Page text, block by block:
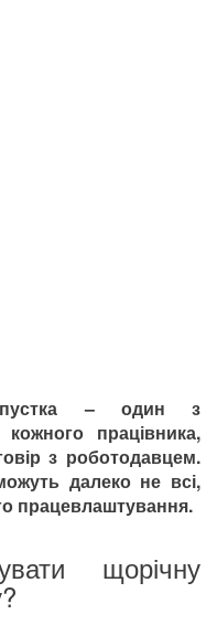
– один з
працівника,
з роботодавцем.
далеко не всі,
працевлаштування.
щорічну